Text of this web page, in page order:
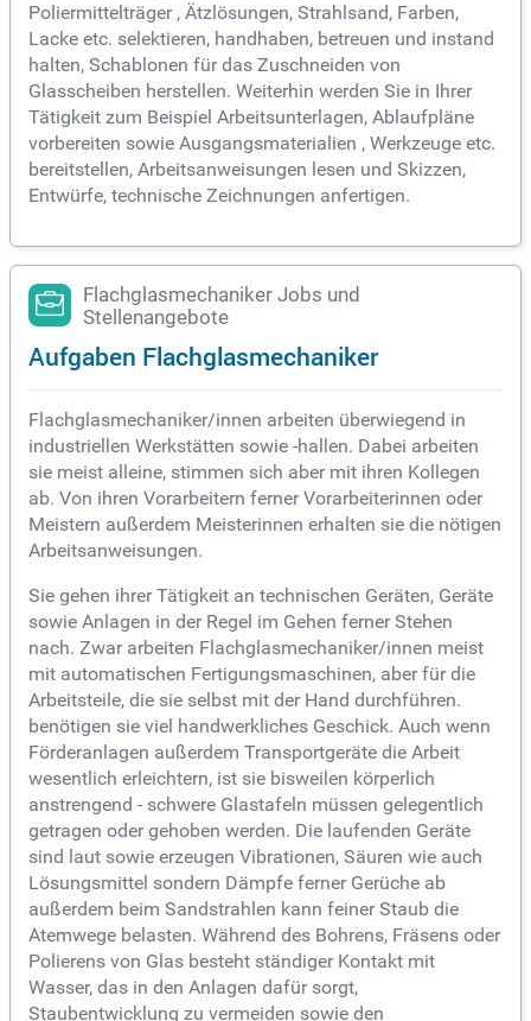
Poliermittelträger , Ätzlösungen, Strahlsand, Farben,
Lacke etc. selektieren, handhaben, betreuen und instand
halten, Schablonen für das Zuschneiden von
Glasscheiben herstellen. Weiterhin werden Sie in Ihrer
Tätigkeit zum Beispiel Arbeitsunterlagen, Ablaufpläne
vorbereiten sowie Ausgangsmaterialien , Werkzeuge etc.
bereitstellen, Arbeitsanweisungen lesen und Skizzen,
Entwürfe, technische Zeichnungen anfertigen.
Flachglasmechaniker Jobs und
Stellenangebote
Aufgaben Flachglasmechaniker
Flachglasmechaniker/innen arbeiten überwiegend in
industriellen Werkstätten sowie -hallen. Dabei arbeiten
sie meist alleine, stimmen sich aber mit ihren Kollegen
ab. Von ihren Vorarbeitern ferner Vorarbeiterinnen oder
Meistern außerdem Meisterinnen erhalten sie die nötigen
Arbeitsanweisungen.
Sie gehen ihrer Tätigkeit an technischen Geräten, Geräte
sowie Anlagen in der Regel im Gehen ferner Stehen
nach. Zwar arbeiten Flachglasmechaniker/innen meist
mit automatischen Fertigungsmaschinen, aber für die
Arbeitsteile, die sie selbst mit der Hand durchführen.
benötigen sie viel handwerkliches Geschick. Auch wenn
Förderanlagen außerdem Transportgeräte die Arbeit
wesentlich erleichtern, ist sie bisweilen körperlich
anstrengend - schwere Glastafeln müssen gelegentlich
getragen oder gehoben werden. Die laufenden Geräte
sind laut sowie erzeugen Vibrationen, Säuren wie auch
Lösungsmittel sondern Dämpfe ferner Gerüche ab
außerdem beim Sandstrahlen kann feiner Staub die
Atemwege belasten. Während des Bohrens, Fräsens oder
Polierens von Glas besteht ständiger Kontakt mit
Wasser, das in den Anlagen dafür sorgt,
Staubentwicklung zu vermeiden sowie den